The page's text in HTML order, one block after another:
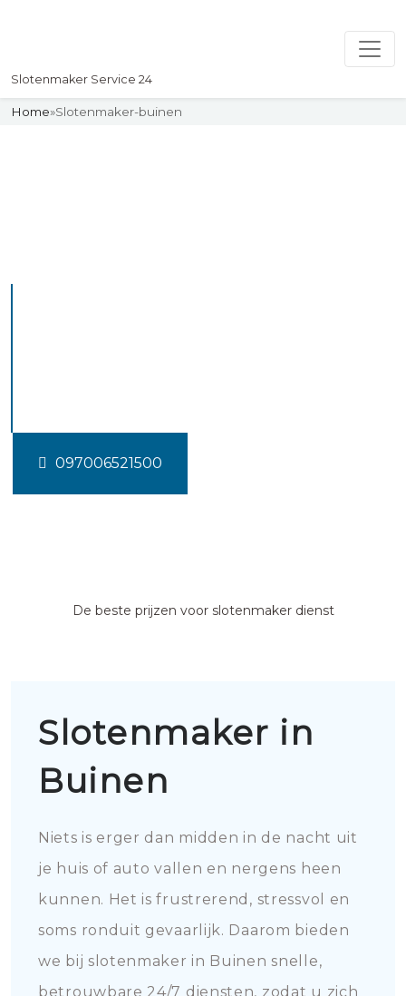
Slotenmaker Service 24
Home»Slotenmaker-buinen
097006521500
De beste prijzen voor slotenmaker dienst
Slotenmaker in
Buinen
Niets is erger dan midden in de nacht uit
je huis of auto vallen en nergens heen
kunnen. Het is frustrerend, stressvol en
soms ronduit gevaarlijk. Daarom bieden
we bij slotenmaker in Buinen snelle,
betrouwbare 24/7 diensten, zodat u zich